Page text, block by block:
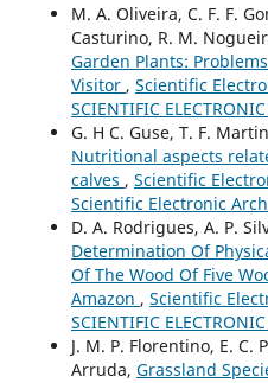
M. A. Oliveira, C. F. F.
Casturino, R. M.
Garden Plants:
Visitor , Scientific
SCIENTIFIC
G. H C. Guse, T. F.
Nutritional aspects
calves , Scientific
Scientific Electronic
D. A. Rodrigues, A. P.
Determination Of
Of The Wood Of Five
Amazon , Scientific
SCIENTIFIC
J. M. P. Florentino, E. C.
Arruda, Grassland